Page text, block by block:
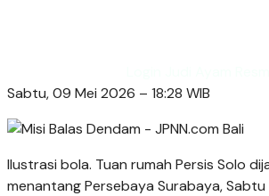
Sabtu, 09 Mei 2026 – 18:28 WIB
Ilustrasi bola. Tuan rumah Persis Solo
menantang Persebaya Surabaya,